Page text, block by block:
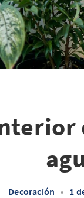
Decoración • 1